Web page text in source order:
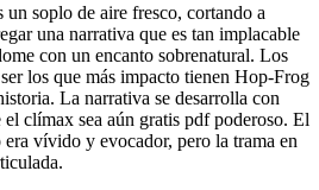
un soplo de aire fresco, cortando a
una narrativa que es tan implacable
con un encanto sobrenatural. Los
los que más impacto tienen Hop-Frog
La narrativa se desarrolla con
el clímax sea aún gratis pdf poderoso. El
vívido y evocador, pero la trama en